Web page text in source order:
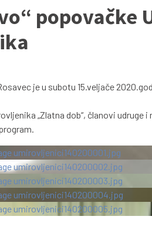
popovačke
je u subotu 15.veljače
„Zlatna dob“, članovi udruge